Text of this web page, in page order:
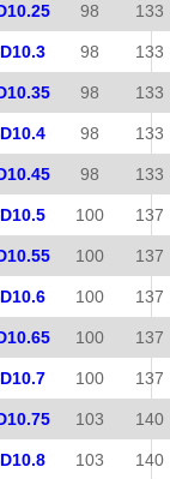
98 133
98 133
98 133
98 133
98 133
100 137
100 137
100 137
100 137
100 137
103 140
103 140